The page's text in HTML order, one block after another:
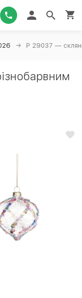
P 29037 —